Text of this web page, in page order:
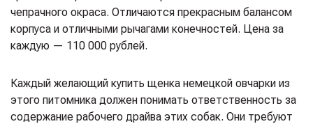
чепрачного окраса. Отличаются прекрасным балансом
корпуса и отличными рычагами конечностей. Цена за
каждую — 110 000 рублей.
Каждый желающий купить щенка немецкой овчарки из
этого питомника должен понимать ответственность за
содержание рабочего драйва этих собак. Они требуют